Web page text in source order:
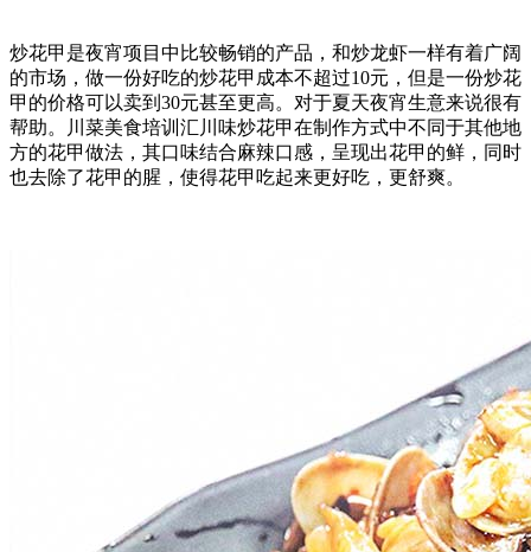
炒花甲是夜宵项目中比较畅销的产品，和炒龙虾一样有着广阔
的市场，做一份好吃的炒花甲成本不超过10元，但是一份炒花
甲的价格可以卖到30元甚至更高。对于夏天夜宵生意来说很有
帮助。川菜美食培训汇川味炒花甲在制作方式中不同于其他地
方的花甲做法，其口味结合麻辣口感，呈现出花甲的鲜，同时
也去除了花甲的腥，使得花甲吃起来更好吃，更舒爽。